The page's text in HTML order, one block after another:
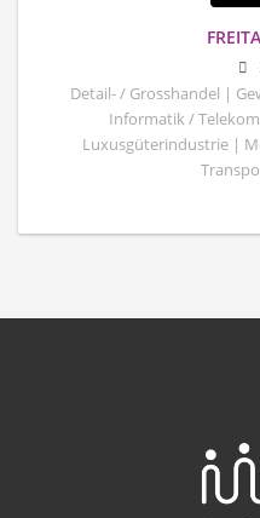
Detail- / Grosshandel |
Informatik /
Luxusgüterindustrie |